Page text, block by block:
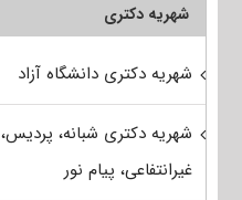
شهریه دکتری
شهریه دکتری دانشگاه آزاد
شهریه دکتری شبانه، پردیس،
غیرانتفاعی، پیام نور